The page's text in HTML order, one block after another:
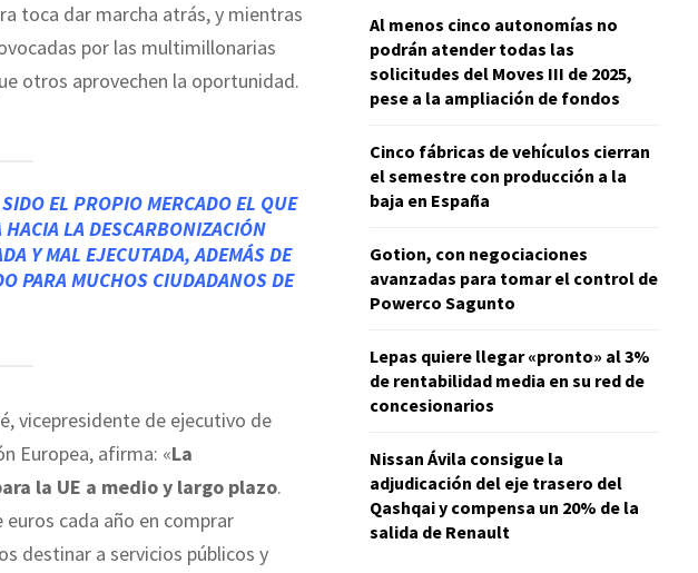
toca dar marcha atrás, y mientras
por las multimillonarias
otros aprovechen la oportunidad.
EL PROPIO MERCADO EL QUE
LA DESCARBONIZACIÓN
Y MAL EJECUTADA, ADEMÁS DE
PARA MUCHOS CIUDADANOS DE
vicepresidente de ejecutivo de
Europea, afirma: «La
la UE a medio y largo plazo.
cada año en comprar
destinar a servicios públicos y
Al menos cinco autonomías no
podrán atender todas las
solicitudes del Moves III de 2025,
pese a la ampliación de fondos
Cinco fábricas de vehículos cierran
el semestre con producción a la
baja en España
Gotion, con negociaciones
avanzadas para tomar el control de
Powerco Sagunto
Lepas quiere llegar «pronto» al 3%
de rentabilidad media en su red de
concesionarios
Nissan Ávila consigue la
adjudicación del eje trasero del
Qashqai y compensa un 20% de la
salida de Renault